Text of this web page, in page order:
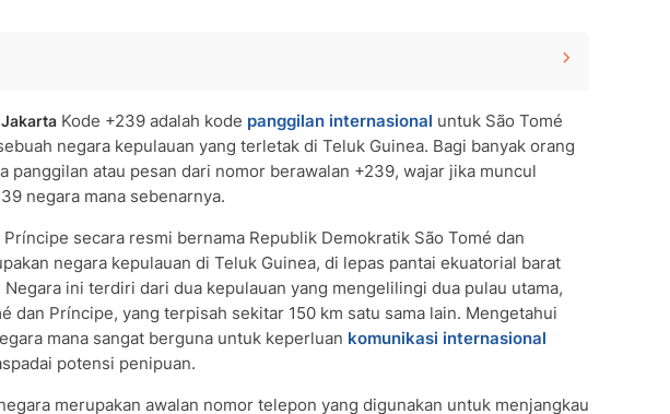
dan Príncipe, Negara di Balik Kode +239
Kode +239 untuk Menelepon ke São Tomé dan Príncipe
Telepon Internasional dan Posisi +239
Menarik São Tomé dan Príncipe
Penipuan dari Nomor +239
Kode +239
telepon +239 dan negara mana yang menggunakannya?
format nomor telepon di São Tomé dan Príncipe?
dari nomor +239 selalu merupakan penipuan?
Kode +239 adalah kode panggilan internasional untuk São Tomé
negara kepulauan yang terletak di Teluk Guinea. Bagi banyak orang
panggilan atau pesan dari nomor berawalan +239, wajar jika muncul
negara mana sebenarnya.
Príncipe secara resmi bernama Republik Demokratik São Tomé dan
negara kepulauan di Teluk Guinea, di lepas pantai ekuatorial barat
Negara ini terdiri dari dua kepulauan yang mengelilingi dua pulau utama,
dan Príncipe, yang terpisah sekitar 150 km satu sama lain. Mengetahui
mana sangat berguna untuk keperluan komunikasi internasional
potensi penipuan.
merupakan awalan nomor telepon yang digunakan untuk menjangkau